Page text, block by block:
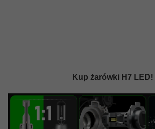
Kup żarówki H7 LED!